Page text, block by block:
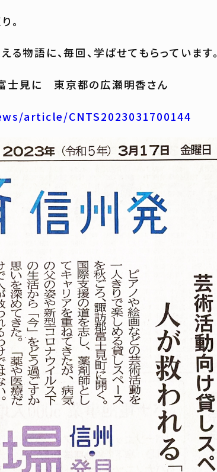
。
る物語に、毎回、学ばせてもらっています。
士見に 東京都の広瀬明香さん
article/CNTS2023031700144